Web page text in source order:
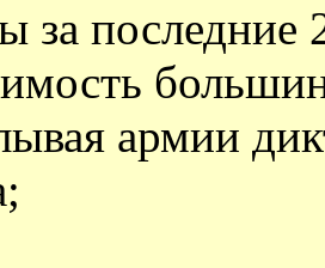
за последние
армии